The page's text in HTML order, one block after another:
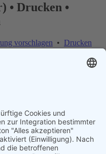
• Drucken •
vorschlagen • Drucken
fehlerhaft oder
Anschrift ist falsch